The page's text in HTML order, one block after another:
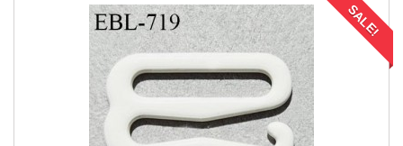
SALE!